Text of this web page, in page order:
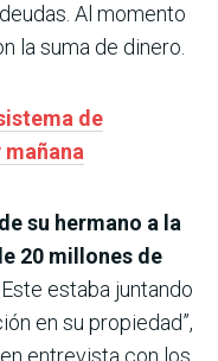
Al momento
la suma de dinero.
de
su hermano a la
20 millones de
Este estaba juntando
en su propiedad”,
entrevista con los